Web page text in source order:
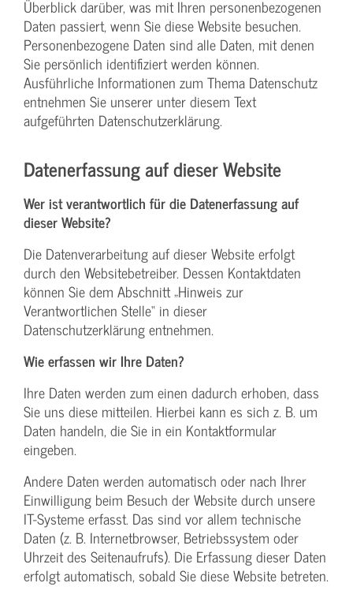
Überblick darüber, was mit Ihren personenbezogenen
Daten passiert, wenn Sie diese Website besuchen.
Personenbezogene Daten sind alle Daten, mit denen
Sie persönlich identifiziert werden können.
Ausführliche Informationen zum Thema Datenschutz
entnehmen Sie unserer unter diesem Text
aufgeführten Datenschutzerklärung.
Datenerfassung auf dieser Website
Wer ist verantwortlich für die Datenerfassung auf
dieser Website?
Die Datenverarbeitung auf dieser Website erfolgt
durch den Websitebetreiber. Dessen Kontaktdaten
können Sie dem Abschnitt „Hinweis zur
Verantwortlichen Stelle“ in dieser
Datenschutzerklärung entnehmen.
Wie erfassen wir Ihre Daten?
Ihre Daten werden zum einen dadurch erhoben, dass
Sie uns diese mitteilen. Hierbei kann es sich z. B. um
Daten handeln, die Sie in ein Kontaktformular
eingeben.
Andere Daten werden automatisch oder nach Ihrer
Einwilligung beim Besuch der Website durch unsere
IT-Systeme erfasst. Das sind vor allem technische
Daten (z. B. Internetbrowser, Betriebssystem oder
Uhrzeit des Seitenaufrufs). Die Erfassung dieser Daten
erfolgt automatisch, sobald Sie diese Website betreten.